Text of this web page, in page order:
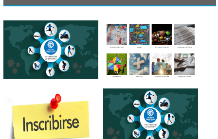
IMPORTANTE - SUSPENSIÓN
ACTIVIDADES[...]
NUEVA WEB PARAESCOLARES
- INSCRIPCI[...]